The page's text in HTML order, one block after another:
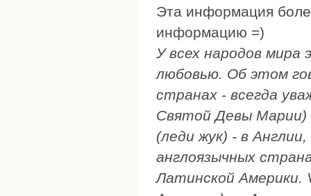
Эта информация
информацию =)
У всех народов
любовью. Об этом
странах - всегда
Святой Девы Марии)
(леди жук) - в
англоязычных
Латинской Америки.